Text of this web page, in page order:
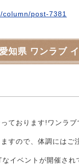
post-7381
知県 ワンラブ
ております!ワンラ
すので、体調にはご
イベントが開催さ